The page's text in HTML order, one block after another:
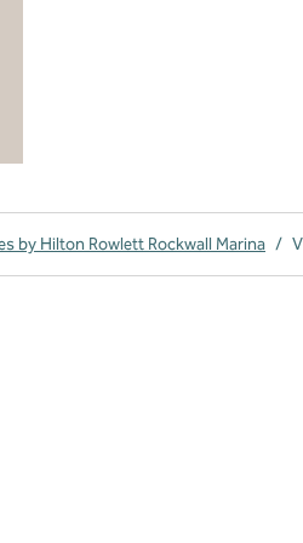
by Hilton Rowlett Rockwall Marina /